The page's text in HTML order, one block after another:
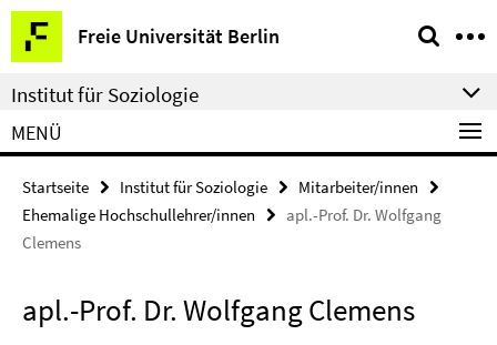
Springe
direkt
zu
Inhalt
Freie Universität Berlin
Service-
Navigation
Institut für Soziologie
MENÜ
Startseite Institut für Soziologie
Mitarbeiter/innen
Ehemalige Hochschullehrer/innen
apl.-Prof. Dr. Wolfgang
Clemens
apl.-Prof. Dr. Wolfgang Clemens